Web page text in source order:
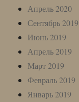
Апрель 2020
Сентябрь 2019
Июнь 2019
Апрель 2019
Март 2019
Февраль 2019
Январь 2019